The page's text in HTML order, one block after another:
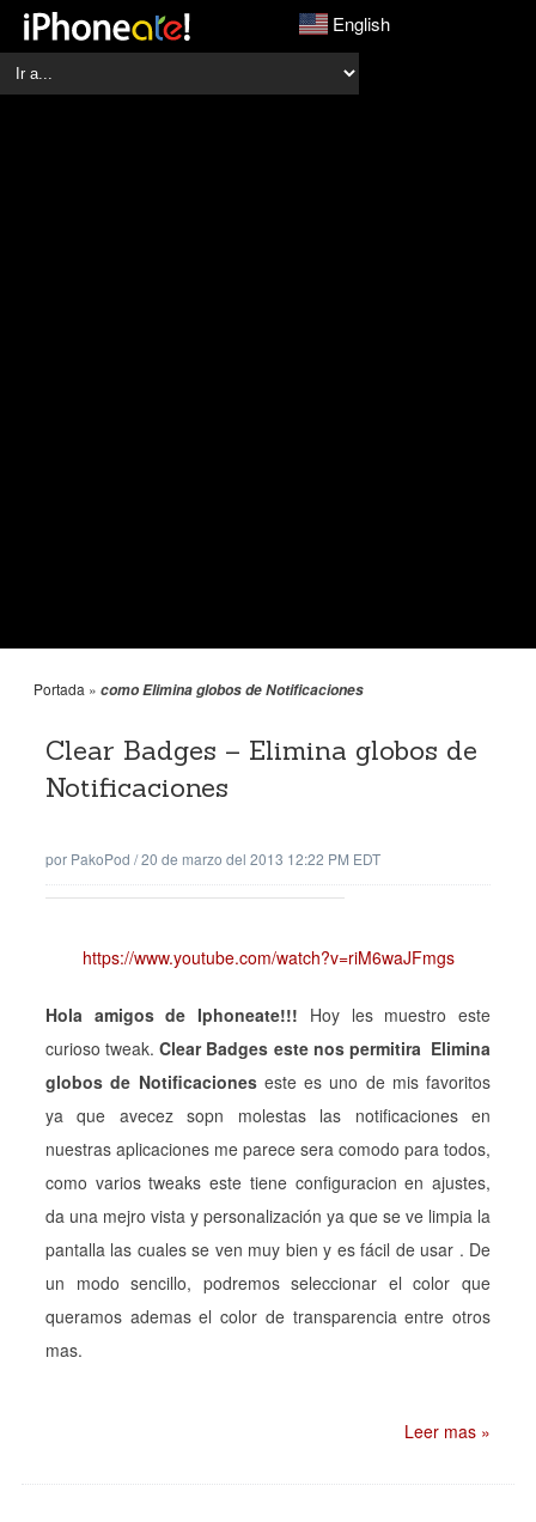
English
Portada » como Elimina globos de Notificaciones
Clear Badges – Elimina globos de
Notificaciones
por PakoPod /20 de marzo del 2013 12:22 PM EDT
https://www.youtube.com/watch?v=riM6waJFmgs
Hola amigos de Iphoneate!!! Hoy les muestro este
curioso tweak.Clear Badges este nos permitira Elimina
globos de Notificacioneseste es uno de mis favoritos
ya que avecez sopn molestas las notificaciones en
nuestras aplicaciones me parece sera comodo para todos,
como varios tweaks este tiene configuracion en ajustes,
da una mejro vista y personalización ya que se ve limpia la
pantalla las cuales se ven muy bien y es fácil de usar . De
un modo sencillo, podremos seleccionar el color que
queramos ademas el color de transparencia entre otros
mas.
Leer mas »